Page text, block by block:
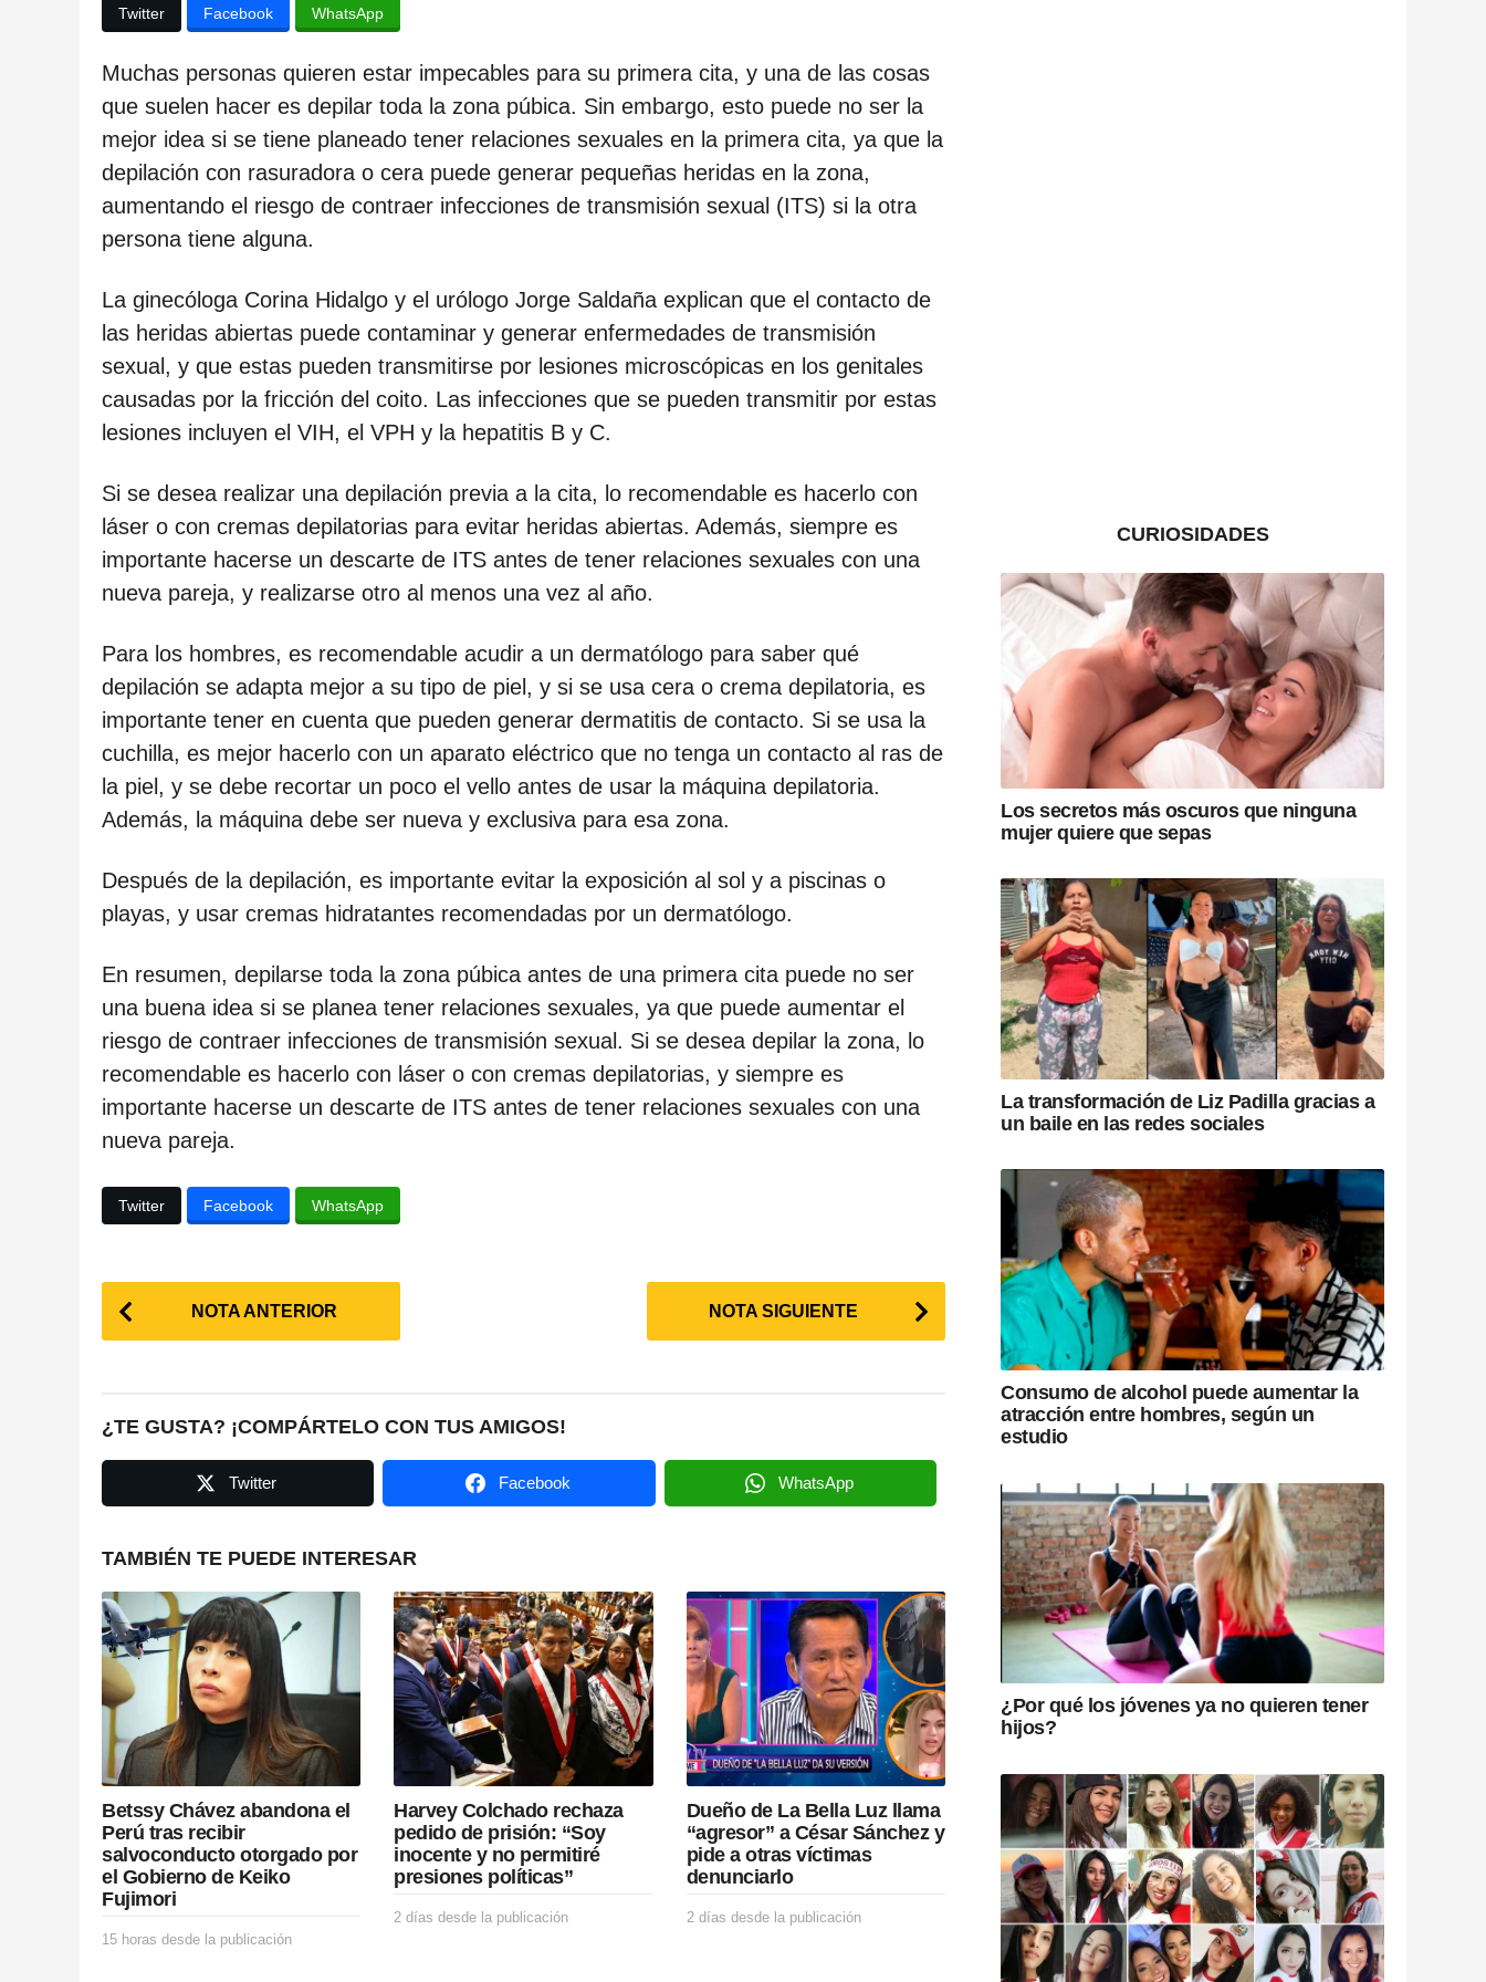
o
s
d
e
s
d
e
a
p
u
b
c
a
c
i
n
Twitter Facebook WhatsApp
Muchas personas quieren estar impecables para su primera cita, y una de las cosas
que suelen hacer es depilar toda la zona púbica. Sin embargo, esto puede no ser la
mejor idea si se tiene planeado tener relaciones sexuales en la primera cita, ya que la
depilación con rasuradora o cera puede generar pequeñas heridas en la zona,
aumentando el riesgo de contraer infecciones de transmisión sexual (ITS) si la otra
persona tiene alguna.
La ginecóloga Corina Hidalgo y el urólogo Jorge Saldaña explican que el contacto de
las heridas abiertas puede contaminar y generar enfermedades de transmisión
sexual, y que estas pueden transmitirse por lesiones microscópicas en los genitales
causadas por la fricción del coito. Las infecciones que se pueden transmitir por estas
lesiones incluyen el VIH, el VPH y la hepatitis B y C.
Si se desea realizar una depilación previa a la cita, lo recomendable es hacerlo con
láser o con cremas depilatorias para evitar heridas abiertas. Además, siempre es
importante hacerse un descarte de ITS antes de tener relaciones sexuales con una
nueva pareja, y realizarse otro al menos una vez al año.
Para los hombres, es recomendable acudir a un dermatólogo para saber qué
depilación se adapta mejor a su tipo de piel, y si se usa cera o crema depilatoria, es
importante tener en cuenta que pueden generar dermatitis de contacto. Si se usa la
cuchilla, es mejor hacerlo con un aparato eléctrico que no tenga un contacto al ras de
la piel, y se debe recortar un poco el vello antes de usar la máquina depilatoria.
Además, la máquina debe ser nueva y exclusiva para esa zona.
Después de la depilación, es importante evitar la exposición al sol y a piscinas o
playas, y usar cremas hidratantes recomendadas por un dermatólogo.
En resumen, depilarse toda la zona púbica antes de una primera cita puede no ser
una buena idea si se planea tener relaciones sexuales, ya que puede aumentar el
riesgo de contraer infecciones de transmisión sexual. Si se desea depilar la zona, lo
recomendable es hacerlo con láser o con cremas depilatorias, y siempre es
importante hacerse un descarte de ITS antes de tener relaciones sexuales con una
nueva pareja.
Twitter Facebook WhatsApp
P
o
t
g
i
n
a
t
i
o
n
NOTA ANTERIOR NOTA SIGUIENTE
¿TE GUSTA? ¡COMPÁRTELO CON TUS AMIGOS!
Twitter Facebook WhatsApp
TAMBIÉN TE PUEDE INTERESAR
Betssy Chávez abandona el
Perú tras recibir
salvoconducto otorgado por
el Gobierno de Keiko
Fujimori
15 horas desde la publicación
Harvey Colchado rechaza
pedido de prisión: “Soy
inocente y no permitiré
presiones políticas”
2 días desde la publicación
Dueño de La Bella Luz llama
“agresor” a César Sánchez y
pide a otras víctimas
denunciarlo
2 días desde la publicación2
CURIOSIDADES
Los secretos más oscuros que ninguna
mujer quiere que sepas
La transformación de Liz Padilla gracias a
un baile en las redes sociales
Consumo de alcohol puede aumentar la
atracción entre hombres, según un
estudio
¿Por qué los jóvenes ya no quieren tener
hijos?